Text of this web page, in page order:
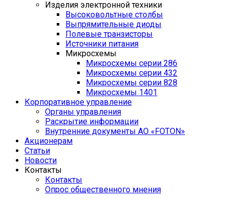
Изделия электронной техники
Высоковольтные столбы
Выпрямительные диоды
Полевые транзисторы
Источники питания
Микросхемы
Микросхемы серии 286
Микросхемы серии 432
Микросхемы серии 828
Микросхемы 1401
Корпоративное управление
Органы управления
Раскрытие информации
Внутренние документы АО «FOTON»
Акционерам
Статьи
Новости
Контакты
Контакты
Опрос общественного мнения